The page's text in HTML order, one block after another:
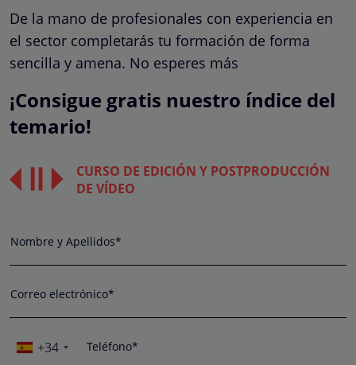
De la mano de profesionales con experiencia en
el sector completarás tu formación de forma
sencilla y amena. No esperes más
¡Consigue gratis nuestro índice del
temario!
CURSO DE EDICIÓN Y POSTPRODUCCIÓN
DE VÍDEO
Nombre y Apellidos*
Correo electrónico*
+34 Teléfono*